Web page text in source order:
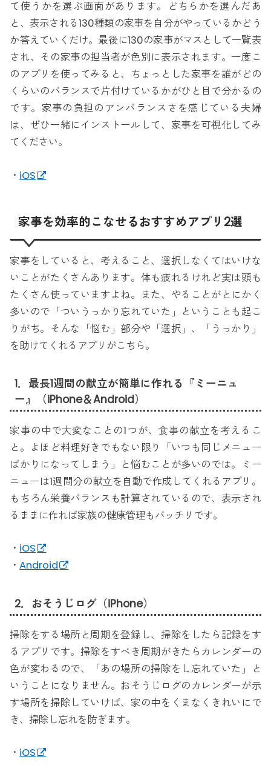
て使うかを選ぶ画面があります。どちらかを選んだあ
と、表示される130種類の家事を自分がやっているかどう
か答えていくだけ。最後に130の家事がマスとして一覧表
され、その家事の担当者が色別に表示されます。一度こ
のアプリを使ってみると、ちょっとした家事を誰がどの
くらいのバランスで片付けているかがひと目で分かるの
です。家事の負担のアンバランスさを感じている夫婦
は、ぜひ一緒にインストールして、家事を可視化してみ
てください。
・ iOS
家事を効率的こなせるおすすめアプリ2選
家事をしていると、考えること、選択しなくてはいけな
いことがたくさんあります。体も疲れるけれど実は頭も
たくさん使っていますよね。また、やることがとにかく
多いので「ついうっかり忘れていた」ということも起こ
りがち。そんな「悩む」部分や「選択」、「うっかり」
を助けてくれるアプリがこちら。
1．最長1週間の献立が簡単に作れる『ミーニュ
ー』（iPhone＆Android）
家事の中で大変なことの1つが、食事の献立を考えるこ
と。よほど料理好きでもない限り「いつも同じメニュー
ばかりになってしまう」と悩むことが多いのでは。ミー
ニューは1週間分の献立を自動で作成してくれるアプリ。
もちろん栄養バランスも計算されているので、表示され
るままに作れば家族の健康管理もバッチリです。
・ iOS
・Android
2．おそうじログ（iPhone）
掃除をする場所と周期を登録し、掃除をしたら記録をす
るアプリです。掃除をすべき周期がきたらカレンダーの
色が変わるので、「あの場所の掃除をし忘れていた」と
いうことになりません。おそうじログのカレンダーが示
す場所を掃除していけば、家の中をくまなくきれいにで
き、掃除し忘れを防ぎます。
・ iOS